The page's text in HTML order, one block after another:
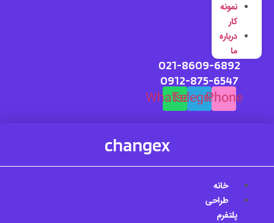
نمونه
کار
درباره
ما
021-8609-6892
0912-875-6547
Phone
Telegram
Whatsapp
changex
خانه
طراحی
پلتفرم